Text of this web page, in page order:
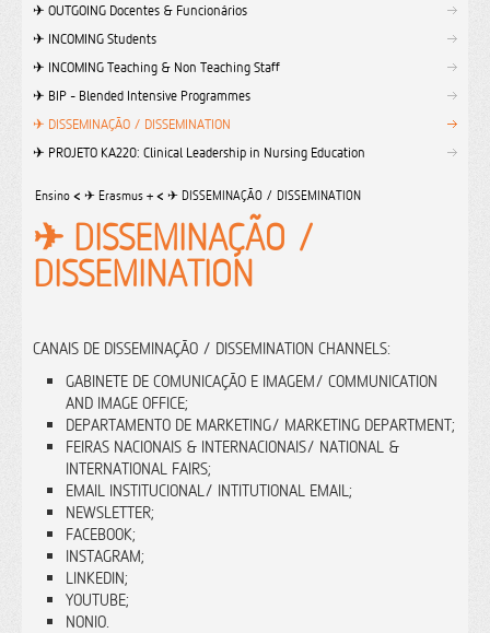
Formação
Serviços de Saúde
CESPU
Sites do grupo
Utilizador
Contactos
✈︎ OUTGOING Docentes & Funcionários
✈︎ INCOMING Students
✈︎ INCOMING Teaching & Non Teaching Staff
✈︎ BIP - Blended Intensive Programmes
✈︎ DISSEMINAÇÃO / DISSEMINATION
✈︎ PROJETO KA220: Clinical Leadership in Nursing Education
Ensino < ✈︎ Erasmus + < ✈︎ DISSEMINAÇÃO / DISSEMINATION
✈︎ DISSEMINAÇÃO /
DISSEMINATION
CANAIS DE DISSEMINAÇÃO / DISSEMINATION CHANNELS:
GABINETE DE COMUNICAÇÃO E IMAGEM/ COMMUNICATION
AND IMAGE OFFICE;
DEPARTAMENTO DE MARKETING/ MARKETING DEPARTMENT;
FEIRAS NACIONAIS & INTERNACIONAIS/ NATIONAL &
INTERNATIONAL FAIRS;
EMAIL INSTITUCIONAL/ INTITUTIONAL EMAIL;
NEWSLETTER;
FACEBOOK;
INSTAGRAM;
LINKEDIN;
YOUTUBE;
NONIO.